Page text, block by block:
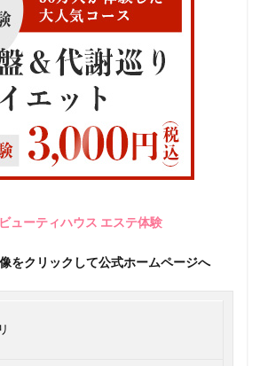
ューティハウス エステ体験
をクリックして公式ホームページへ